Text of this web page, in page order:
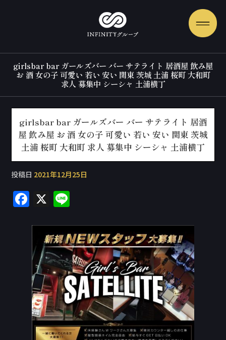
girlsbar bar ガールズバー バー サテライト 居酒屋 飲み屋
お 酒 女の子 可愛い 若い 安い 関東 茨城 土浦 桜町 大和町
求人 募集中 シーシャ 土浦横丁
girlsbar bar ガールズバー バー サテライト 居酒
屋 飲み屋 お 酒 女の子 可愛い 若い 安い 関東 茨城
土浦 桜町 大和町 求人 募集中 シーシャ 土浦横丁
投稿日 2021年12月25日
F
c
e
b
o
o
k
X
e